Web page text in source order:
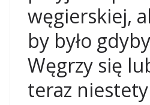
węgierskiej,
by było
Węgrzy się
teraz